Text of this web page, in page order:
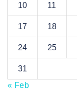
10 11
17 18
24 25
31
« Feb